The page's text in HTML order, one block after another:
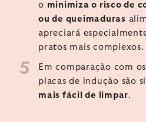
o minimiza o risco de
ou de queimaduras
apreciará
pratos mais complexos.
Em comparação com
placas de indução são
mais fácil de limpar.